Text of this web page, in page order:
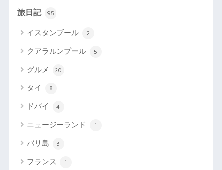
旅日記 95
イスタンブール 2
クアラルンプール 5
グルメ 20
タイ 8
ドバイ 4
ニュージーランド 1
バリ島 3
フランス 1